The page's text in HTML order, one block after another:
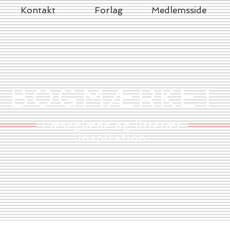
BOGMÆRKET
Læseglæde og litterær
inspiration
Kontakt Forlag Medlemsside